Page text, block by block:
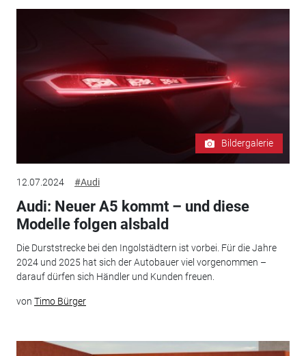
Bildergalerie
12.07.2024 #Audi
Audi: Neuer A5 kommt – und diese
Modelle folgen alsbald
Die Durststrecke bei den Ingolstädtern ist vorbei. Für die Jahre
2024 und 2025 hat sich der Autobauer viel vorgenommen –
darauf dürfen sich Händler und Kunden freuen.
von Timo Bürger